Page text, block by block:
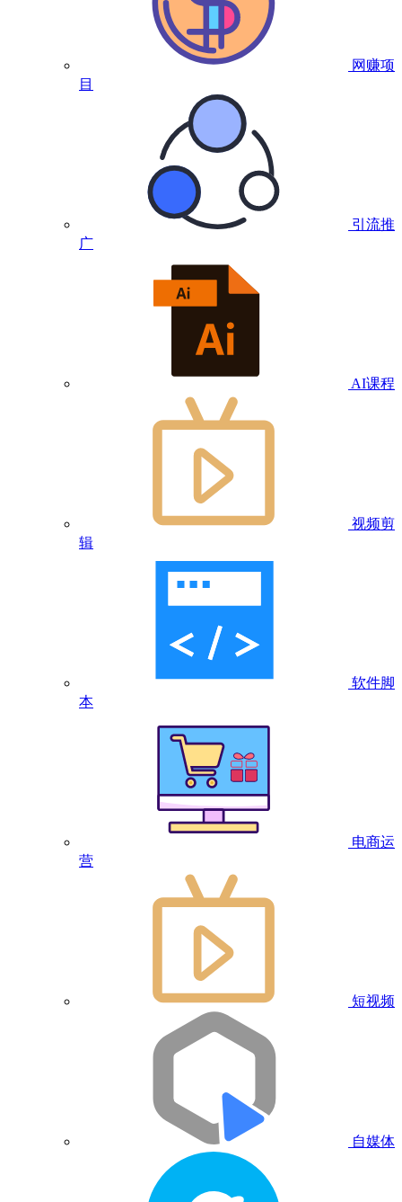
网赚项
目
引流推
广
AI课程
视频剪
辑
软件脚
本
电商运
营
短视频
自媒体